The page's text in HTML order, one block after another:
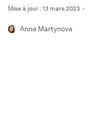
Mise à jour : 13 mars 2023
Anna Martynova